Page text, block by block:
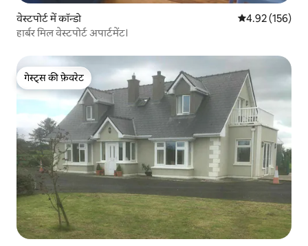
वेस्टपोर्ट में कॉन्डो औसत रेटिंग 5 में से
4.92 (156)
हार्बर मिल वेस्टपोर्ट अपार्टमेंट।
गेस्ट्स की फ़ेवरेट
गेस्ट्स की फ़ेवरेट